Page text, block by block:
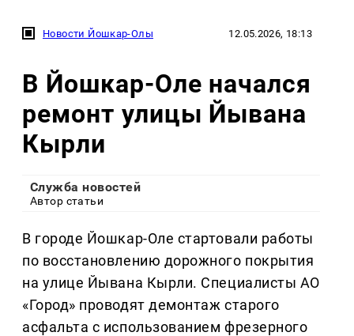
Новости Йошкар-Олы 12.05.2026, 18:13
В Йошкар-Оле начался
ремонт улицы Йывана
Кырли
Служба новостей
Автор статьи
В городе Йошкар-Оле стартовали работы
по восстановлению дорожного покрытия
на улице Йывана Кырли. Специалисты АО
«Город» проводят демонтаж старого
асфальта с использованием фрезерного